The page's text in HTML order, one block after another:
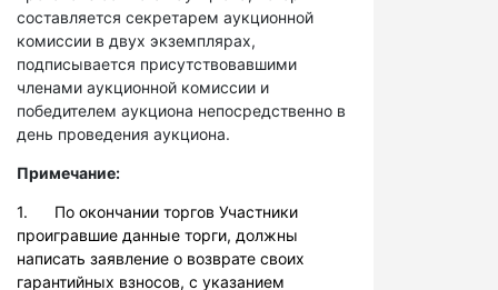
составляется секретарем аукционной
комиссии в двух экземплярах,
подписывается присутствовавшими
членами аукционной комиссии и
победителем аукциона непосредственно в
день проведения аукциона.
Примечание:
1. По окончании торгов Участники
проигравшие данные торги, должны
написать заявление о возврате своих
гарантийных взносов, с указанием